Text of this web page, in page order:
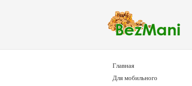
Главная
Для мобильного